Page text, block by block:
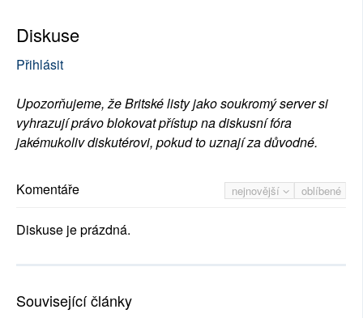
Diskuse
Přihlásit
Upozorňujeme, že Britské listy jako soukromý server si
vyhrazují právo blokovat přístup na diskusní fóra
jakémukoliv diskutérovi, pokud to uznají za důvodné.
nejnovější oblíbené
Komentáře
Diskuse je prázdná.
Související články